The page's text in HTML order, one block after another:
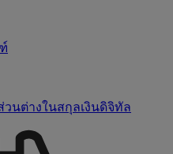
นต่างในสกุลเงินดิจิทัล